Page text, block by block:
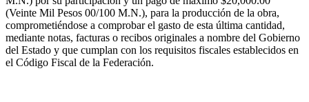
(Veinte Mil Pesos 00/100 M.N.), para la producción de la obra,
comprometiéndose a comprobar el gasto de esta última cantidad,
mediante notas, facturas o recibos originales a nombre del Gobierno
del Estado y que cumplan con los requisitos fiscales establecidos en
el Código Fiscal de la Federación.